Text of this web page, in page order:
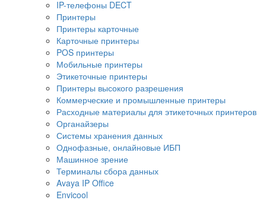
IP-телефоны DECT
Принтеры
Принтеры карточные
Карточные принтеры
POS принтеры
Мобильные принтеры
Этикеточные принтеры
Принтеры высокого разрешения
Коммерческие и промышленные принтеры
Расходные материалы для этикеточных принтеров
Органайзеры
Системы хранения данных
Однофазные, онлайновые ИБП
Машинное зрение
Терминалы сбора данных
Avaya IP Office
Envicool